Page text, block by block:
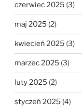
czerwiec 2025 (3)
maj 2025 (2)
kwiecień 2025 (3)
marzec 2025 (3)
luty 2025 (2)
styczeń 2025 (4)